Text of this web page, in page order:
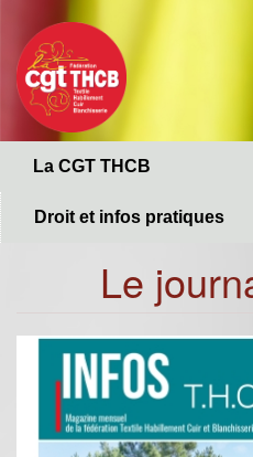
contenu
principal
La CGT THCB
Droit et infos pratiques
Le